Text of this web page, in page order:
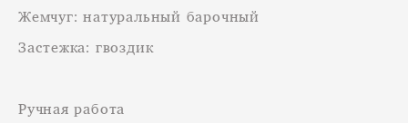
Жемчуг: натуральный барочный
Застежка: гвоздик
Ручная работа